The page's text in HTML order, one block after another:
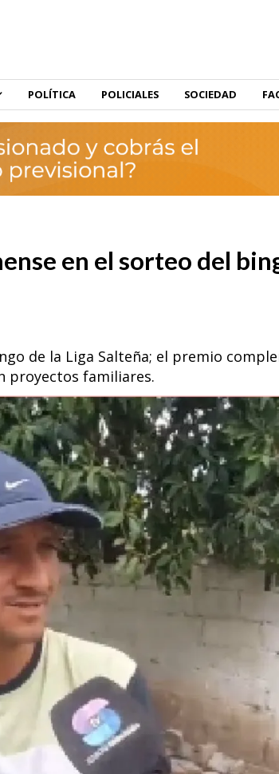
POLÍTICA POLICIALES SOCIEDAD
en el sorteo del
de la Liga Salteña; el premio
proyectos familiares.